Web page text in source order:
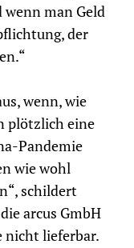
wenn man Geld
der
wenn, wie
plötzlich eine
Pandemie
wie wohl
schildert
arcus GmbH
nicht lieferbar.